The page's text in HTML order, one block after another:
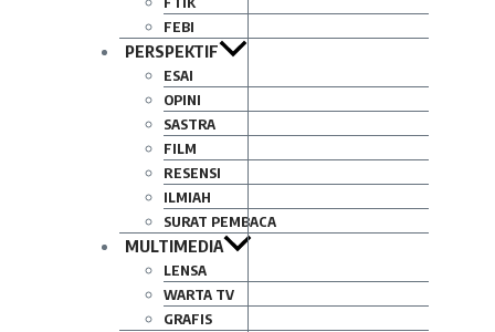
FEBI
PERSPEKTIF
ESAI
OPINI
SASTRA
FILM
RESENSI
ILMIAH
SURAT PEMBACA
MULTIMEDIA
LENSA
WARTA TV
GRAFIS